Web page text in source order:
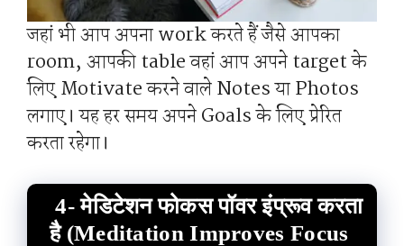
जहां भी आप अपना work करते हैं जैसे आपका
room, आपकी table वहां आप अपने target के
लिए Motivate करने वाले Notes या Photos
लगाए। यह हर समय अपने Goals के लिए प्रेरित
करता रहेगा।
4- मेडिटेशन फोकस पॉवर इंप्रूव करता
है (Meditation Improves Focus